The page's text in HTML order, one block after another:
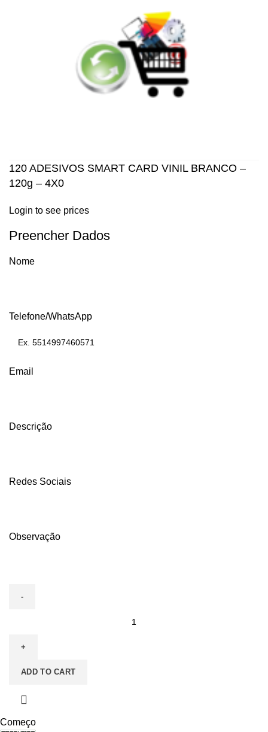
120 ADESIVOS SMART CARD VINIL BRANCO –
120g – 4X0
Login to see prices
Preencher Dados
Nome
Telefone/WhatsApp
Email
Descrição
Redes Sociais
Observação
SMART
VINIL
120g
ADD TO CART
Começo